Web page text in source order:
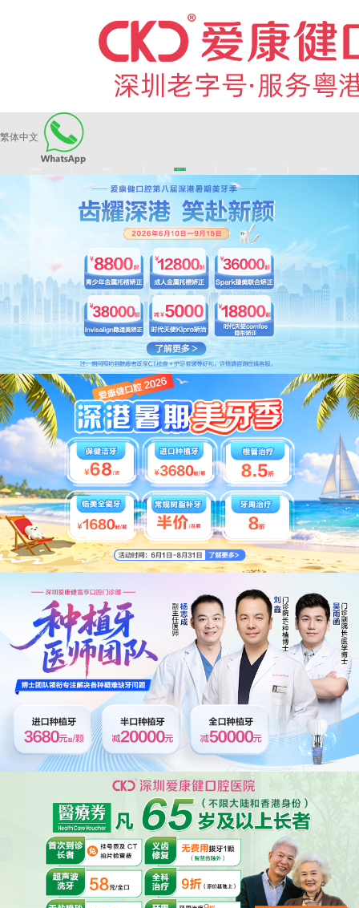
繁体中文
长者医疗券